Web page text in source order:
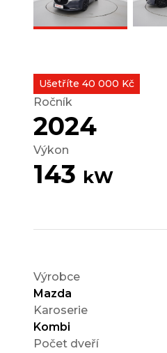
Ušetříte 40 000 Kč
Ročník
2024
Výkon
143 kW
Výrobce
Mazda
Karoserie
Kombi
Počet dveří